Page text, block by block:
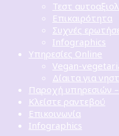
Τεστ
Επικαιρότητα
Συχνές
Infographics
Υπηρεσίες Online
Vegan-
Δίαιτα για
Παροχή υπηρεσιών –
Κλείστε ραντεβού
Επικοινωνία
Infographics